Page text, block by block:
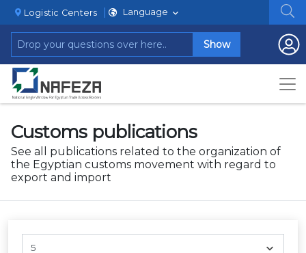
Logistic Centers Language
Show
Customs publications
See all publications related to the organization of
the Egyptian customs movement with regard to
export and import